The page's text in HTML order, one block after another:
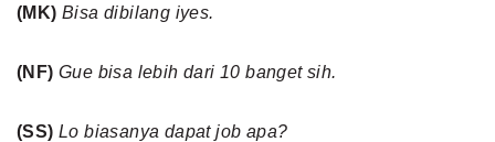
(MK) Bisa dibilang iyes.
(NF) Gue bisa lebih dari 10 banget sih.
(SS) Lo biasanya dapat job apa?